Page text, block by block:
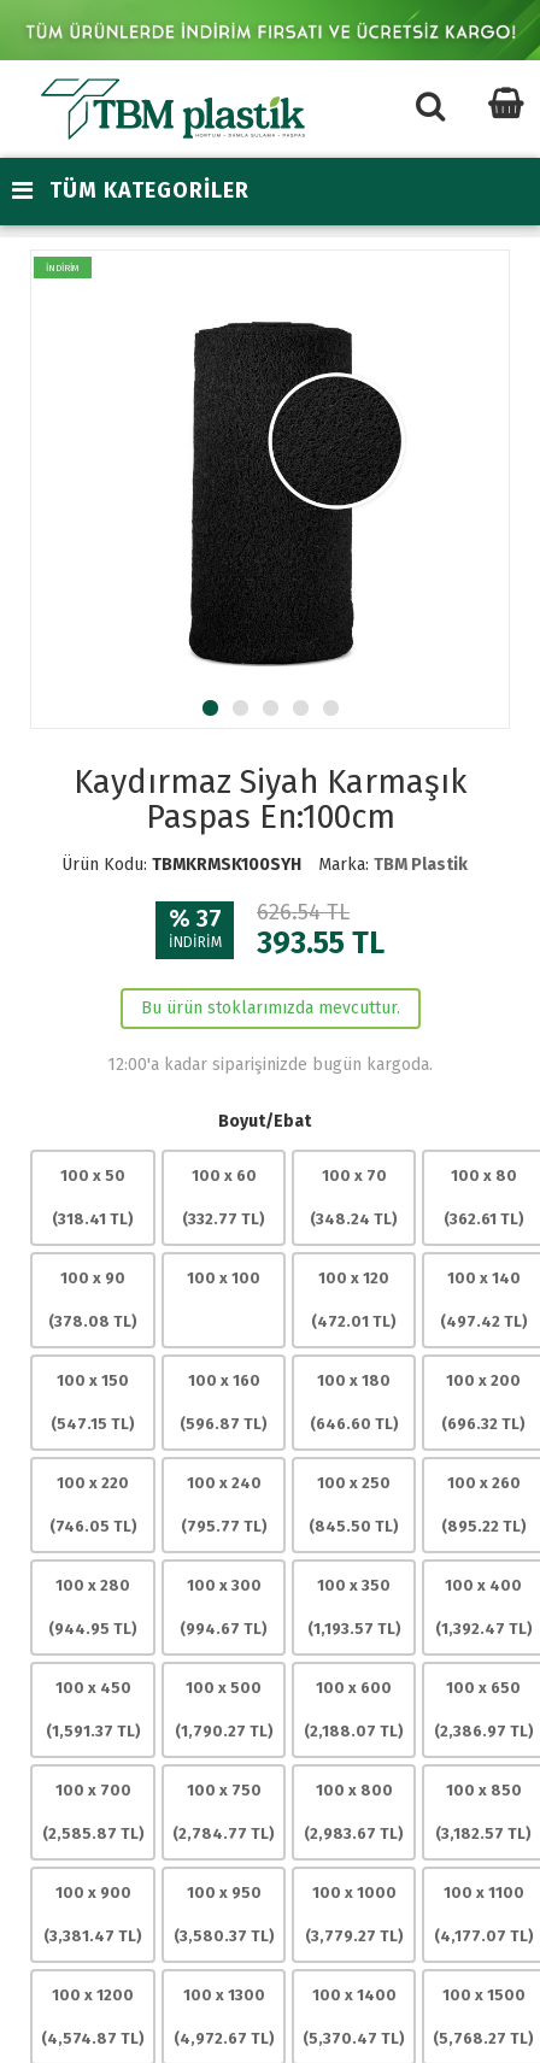
TÜM KATEGORİLER
İNDİRİM
Kaydırmaz Siyah Karmaşık
Paspas En:100cm
Ürün Kodu: TBMKRMSK100SYH Marka: TBM Plastik
% 37
İNDİRİM
626.54 TL
393.55 TL
Bu ürün stoklarımızda mevcuttur.
12:00'a kadar siparişinizde bugün kargoda.
Boyut/Ebat
100 x 50
(318.41 TL)
100 x 60
(332.77 TL)
100 x 70
(348.24 TL)
100 x 80
(362.61 TL)
100 x 90
(378.08 TL)
100 x 100 100 x 120
(472.01 TL)
100 x 140
(497.42 TL)
100 x 150
(547.15 TL)
100 x 160
(596.87 TL)
100 x 180
(646.60 TL)
100 x 200
(696.32 TL)
100 x 220
(746.05 TL)
100 x 240
(795.77 TL)
100 x 250
(845.50 TL)
100 x 260
(895.22 TL)
100 x 280
(944.95 TL)
100 x 300
(994.67 TL)
100 x 350
(1,193.57 TL)
100 x 400
(1,392.47 TL)
100 x 450
(1,591.37 TL)
100 x 500
(1,790.27 TL)
100 x 600
(2,188.07 TL)
100 x 650
(2,386.97 TL)
100 x 700
(2,585.87 TL)
100 x 750
(2,784.77 TL)
100 x 800
(2,983.67 TL)
100 x 850
(3,182.57 TL)
100 x 900
(3,381.47 TL)
100 x 950
(3,580.37 TL)
100 x 1000
(3,779.27 TL)
100 x 1100
(4,177.07 TL)
100 x 1200
(4,574.87 TL)
100 x 1300
(4,972.67 TL)
100 x 1400
(5,370.47 TL)
100 x 1500
(5,768.27 TL)